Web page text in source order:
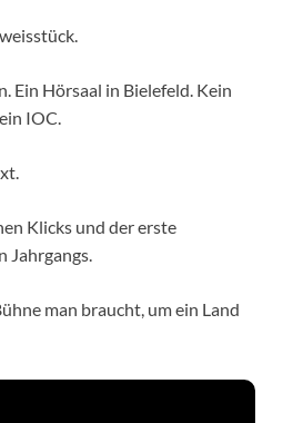
Ein Hörsaal in Bielefeld. Kein
IOC.
Klicks und der erste
Jahrgangs.
man braucht, um ein Land